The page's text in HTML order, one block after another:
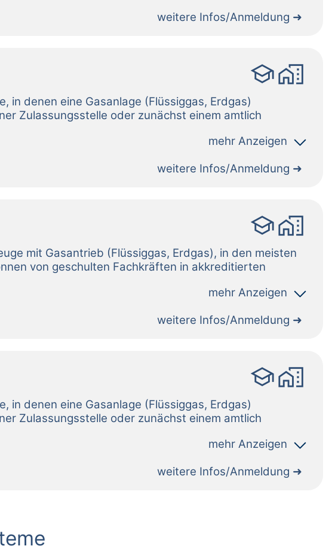
weitere Infos/Anmeldung
schoolhome_work
weitere Infos/Anmeldung
schoolhome_work
weitere Infos/Anmeldung
schoolhome_work
weitere Infos/Anmeldung